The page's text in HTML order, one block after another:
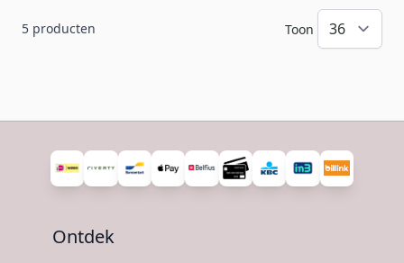
5 producten Toon
Ontdek